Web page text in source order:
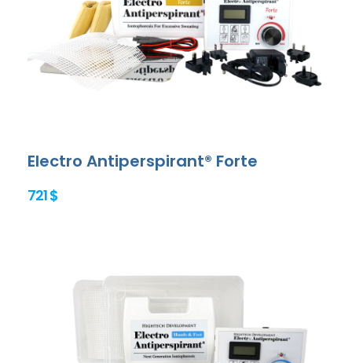
Electro Antiperspirant® Forte
721 $